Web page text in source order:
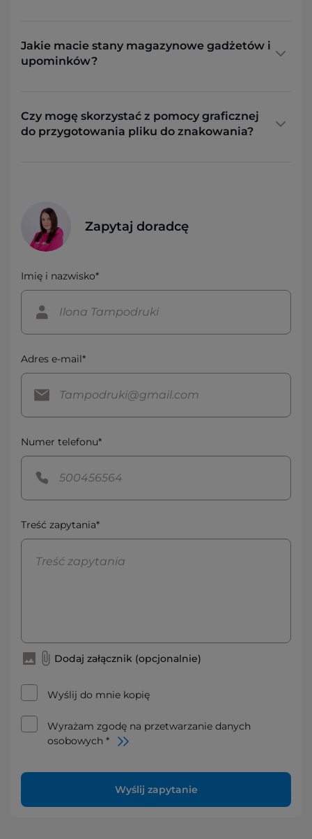
Jakie macie stany magazynowe gadżetów i
upominków?
Czy mogę skorzystać z pomocy graficznej
do przygotowania pliku do znakowania?
Zapytaj doradcę
Imię i nazwisko*
Adres e-mail*
Numer telefonu*
Treść zapytania*
Dodaj załącznik (opcjonalnie)
Wyślij do mnie kopię
Wyrażam zgodę na przetwarzanie danych
osobowych *
Wyślij zapytanie